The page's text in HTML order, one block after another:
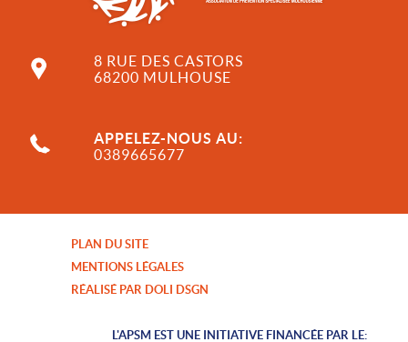
8 RUE DES CASTORS
68200 MULHOUSE
APPELEZ-NOUS AU:
0389665677
PLAN DU SITE
MENTIONS LÉGALES
RÉALISÉ PAR DOLI DSGN
L'APSM EST UNE INITIATIVE FINANCÉE PAR LE: